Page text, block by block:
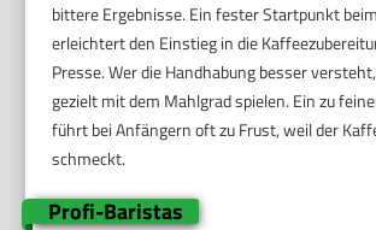
bittere Ergebnisse. Ein fester Startpunkt
erleichtert den Einstieg in die
Presse. Wer die Handhabung besser
gezielt mit dem Mahlgrad spielen. Ein zu
führt bei Anfängern oft zu Frust, weil der
schmeckt.
Profi-Baristas